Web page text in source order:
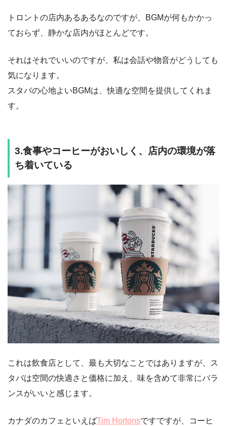
トロントの店内あるあるなのですが、BGMが何もかかっ
ておらず、静かな店内がほとんどです。
それはそれでいいのですが、私は会話や物音がどうしても
気になります。
スタバの心地よいBGMは、快適な空間を提供してくれま
す。
3.食事やコーヒーがおいしく、店内の環境が落
ち着いている
これは飲食店として、最も大切なことではありますが、ス
タバは空間の快適さと価格に加え、味を含めて非常にバラ
ンスがいいと感じます。
カナダのカフェといえばTim Hortonsですですが、コーヒ